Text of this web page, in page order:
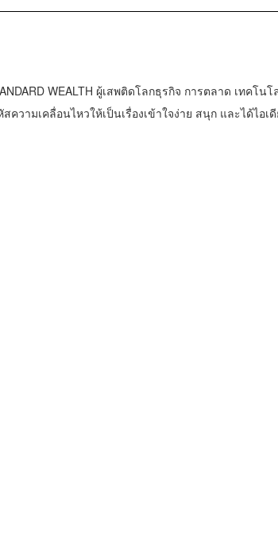
WEALTH ผู้เสพติดโลกธุรกิจ การตลาด เทคโนโ
ามเคลื่อนไหวให้เป็นเรื่องเข้าใจง่าย สนุก และได้ไอเ